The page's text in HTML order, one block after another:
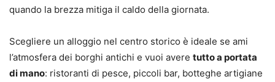
quando la brezza mitiga il caldo della giornata.
Scegliere un alloggio nel centro storico è ideale se ami
l’atmosfera dei borghi antichi e vuoi avere tutto a portata
di mano: ristoranti di pesce, piccoli bar, botteghe artigiane